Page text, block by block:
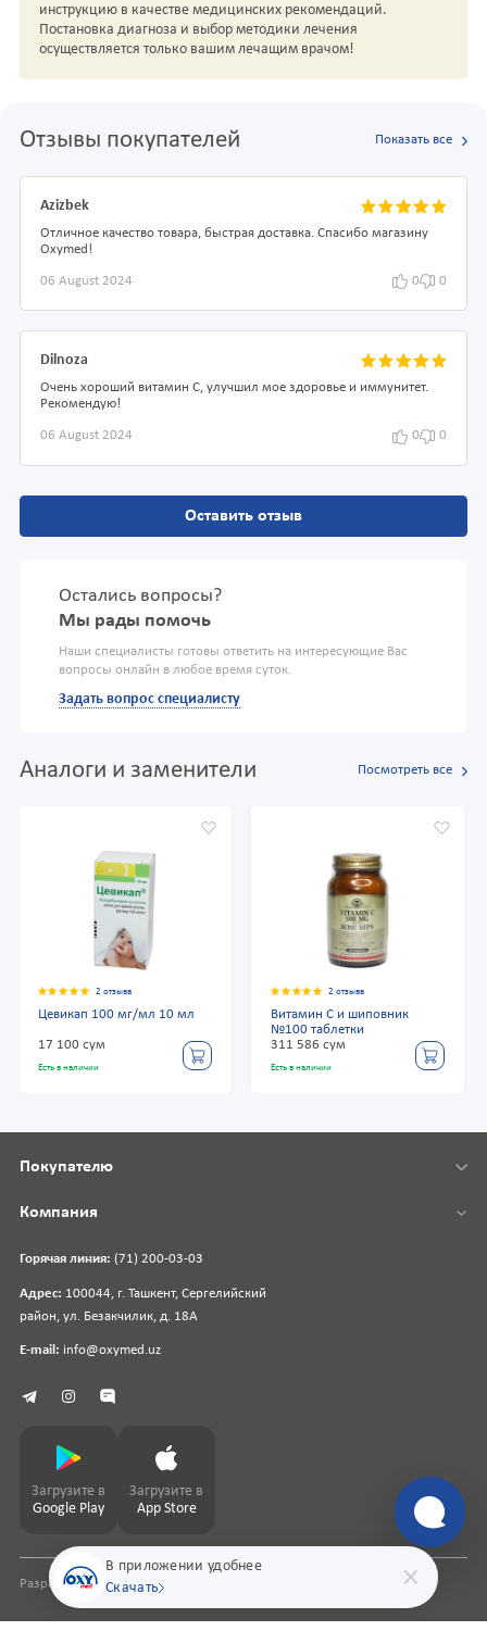
инструкцию в качестве медицинских рекомендаций.
Постановка диагноза и выбор методики лечения
осуществляется только вашим лечащим врачом!
Отзывы покупателей Показать все
Azizbek
Отличное качество товара, быстрая доставка. Спасибо магазину
Oxymed!
06 August 2024 0 0
Dilnoza
Очень хороший витамин С, улучшил мое здоровье и иммунитет.
Рекомендую!
06 August 2024 0 0
Оставить отзыв
Остались вопросы?
Мы рады помочь
Наши специалисты готовы ответить на интересующие Вас
вопросы онлайн в любое время суток.
Задать вопрос специалисту
Аналоги и заменители Посмотреть все
2 отзыва
Цевикап 100 мг/мл 10 мл
17 100 сум
Есть в наличии
2 отзыва
Витамин С и шиповник
№100 таблетки
311 586 сум
Есть в наличии
В приложении удобнее
Скачать
Горячая линия: (71) 200-03-03
Адрес: 100044, г. Ташкент, Сергелийский
район, ул. Безакчилик, д. 18А
E-mail: info@oxymed.uz
Покупателю
Компания
Загрузите в
Google Play
Загрузите в
App Store
Разработка сайтаpharmit.uz